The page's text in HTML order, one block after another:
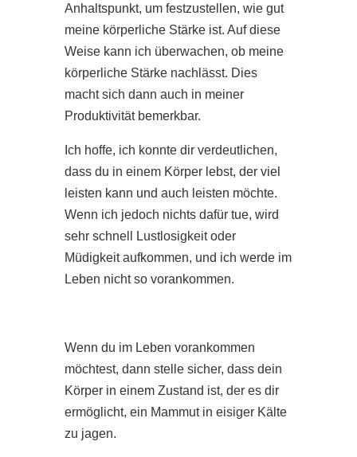
Anhaltspunkt, um festzustellen, wie gut
meine körperliche Stärke ist. Auf diese
Weise kann ich überwachen, ob meine
körperliche Stärke nachlässt. Dies
macht sich dann auch in meiner
Produktivität bemerkbar.
Ich hoffe, ich konnte dir verdeutlichen,
dass du in einem Körper lebst, der viel
leisten kann und auch leisten möchte.
Wenn ich jedoch nichts dafür tue, wird
sehr schnell Lustlosigkeit oder
Müdigkeit aufkommen, und ich werde im
Leben nicht so vorankommen.
Wenn du im Leben vorankommen
möchtest, dann stelle sicher, dass dein
Körper in einem Zustand ist, der es dir
ermöglicht, ein Mammut in eisiger Kälte
zu jagen.